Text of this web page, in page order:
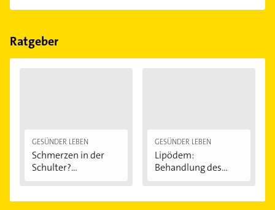
Folgende Leistungen werden angeboten:
krankengymnastik, massage und Cranio-sacrale-
Therapie.
Ratgeber
GESÜNDER LEBEN
Schmerzen in der
Schulter?
GESÜNDER LEBEN
Lipödem:
Behandlung des